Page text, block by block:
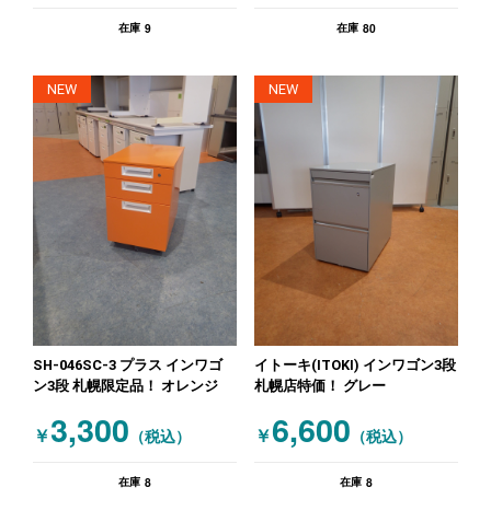
在庫 9 在庫 80
NEW
SH-046SC-3 プラス インワゴ
ン3段 札幌限定品！ オレンジ
￥3,300 （税込）
在庫 8
NEW
イトーキ(ITOKI) インワゴン3段
札幌店特価！ グレー
￥6,600 （税込）
在庫 8